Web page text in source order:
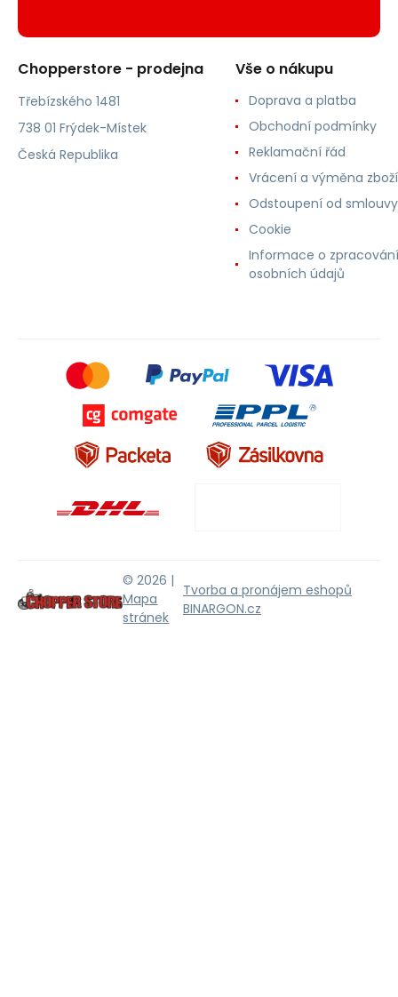
Chopperstore - prodejna
Třebízského 1481
738 01 Frýdek-Místek
Česká Republika
Vše o nákupu
Doprava a platba
Obchodní podmínky
Reklamační řád
Vrácení a výměna zboží
Odstoupení od smlouvy
Cookie
Informace o zpracování
osobních údajů
© 2026 |
Mapa
stránek
Tvorba a pronájem eshopů
BINARGON.cz